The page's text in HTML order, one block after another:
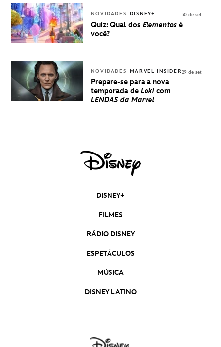
DISNEY
NOVIDADES DISNEY+
Quiz: Qual dos Elementos é
você?
30 de set
NOVIDADES MARVEL INSIDER
Prepare-se para a nova
temporada de Loki com
LENDAS da Marvel
29 de set
DISNEY+
FILMES
RÁDIO DISNEY
ESPETÁCULOS
MÚSICA
DISNEY LATINO